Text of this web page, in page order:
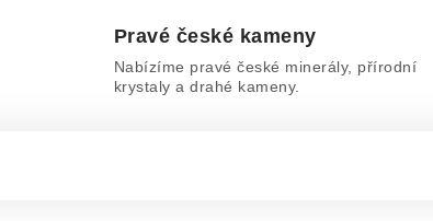
Pravé české kameny
Nabízíme pravé české minerály, přírodní
krystaly a drahé kameny.